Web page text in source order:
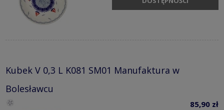
Kubek V 0,3 L K081 SM01 Manufaktura w
Bolesławcu
85,90 zł